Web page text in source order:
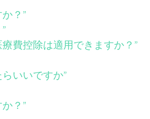
？”
費控除は適用できますか？”
いいですか”
？”